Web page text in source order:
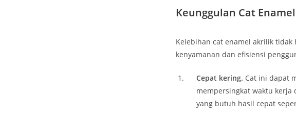
Keunggulan Cat
Kelebihan cat enamel akrilik
kenyamanan dan efisiensi
Cepat kering. Cat ini dapat
mempersingkat waktu kerja
yang butuh hasil cepat